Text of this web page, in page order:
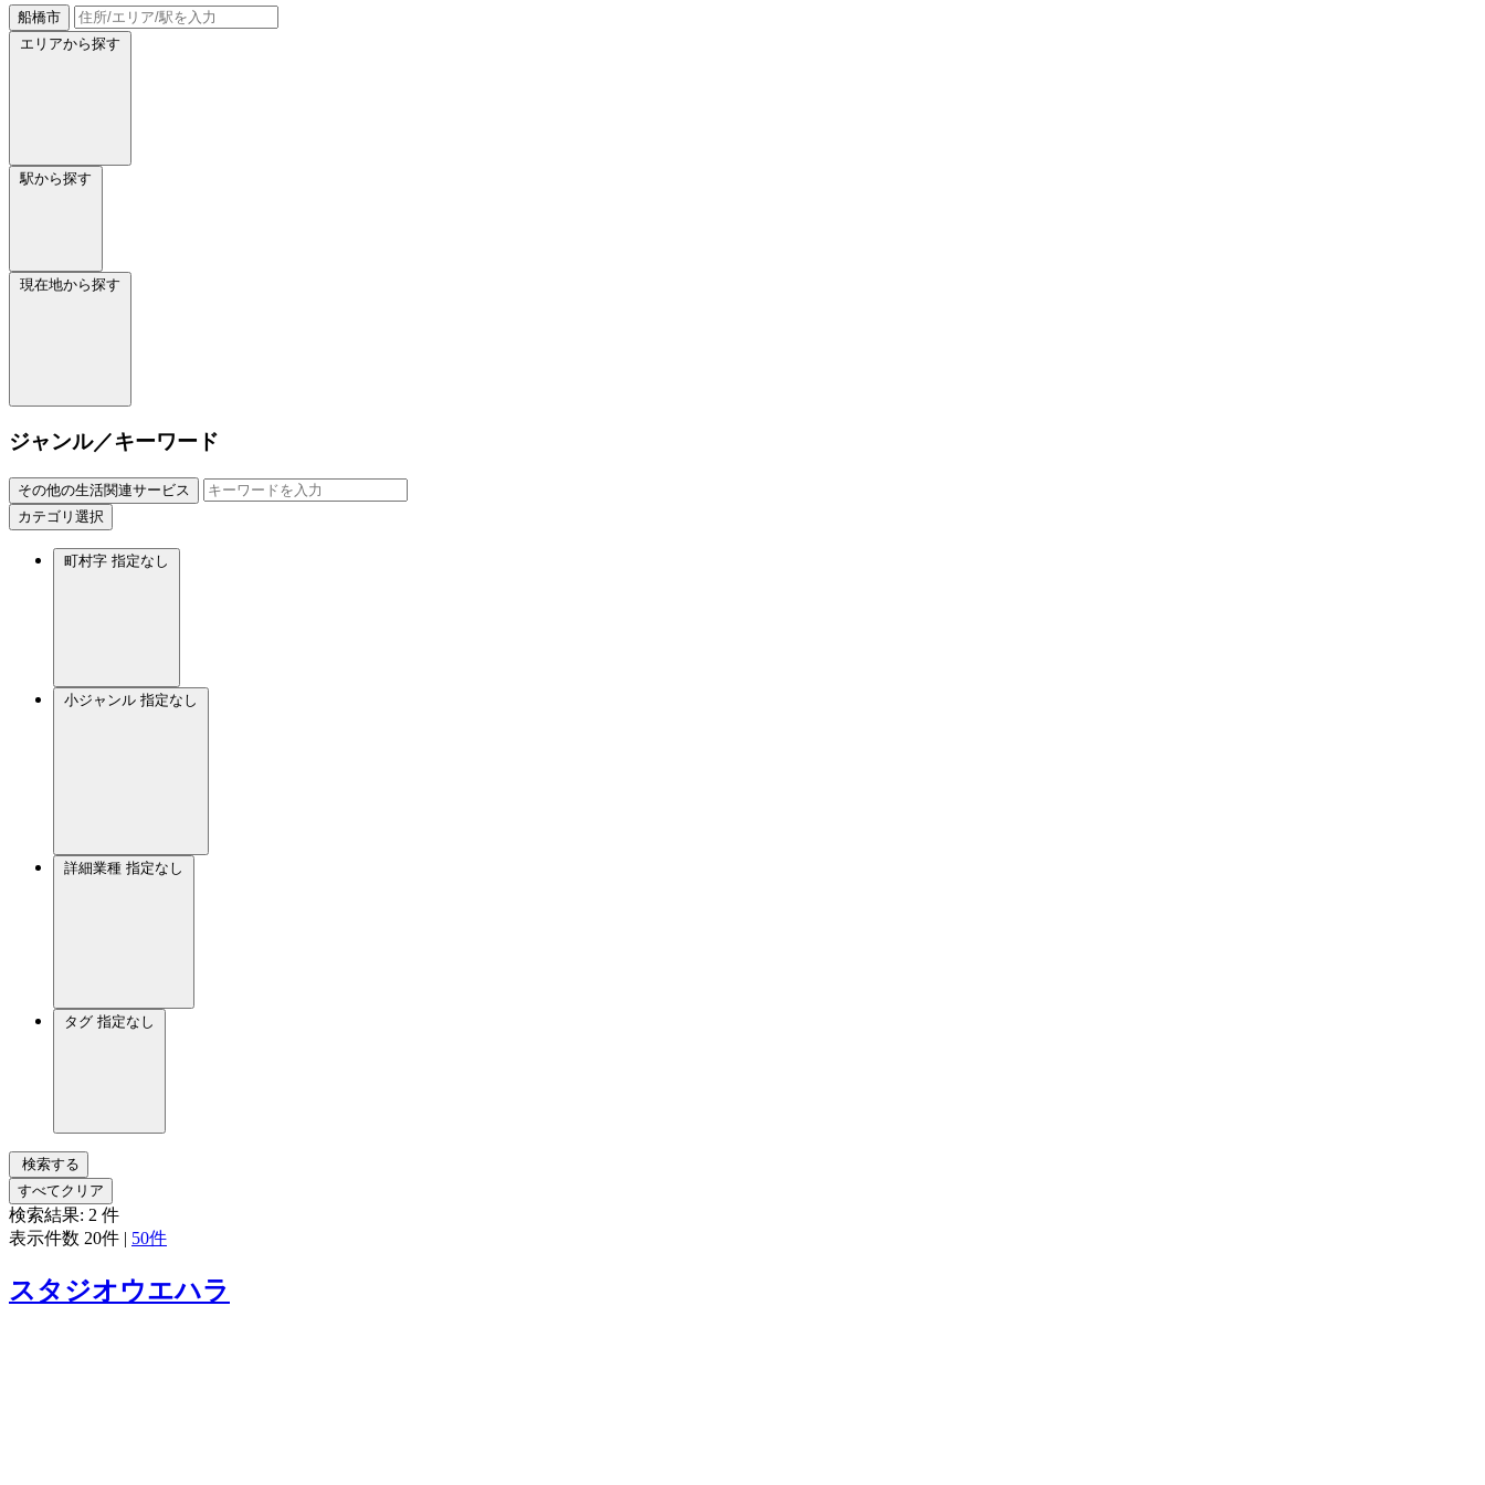
船橋市
エリアから探す
駅から探す
現在地から探す
ジャンル／キーワード
その他の生活関連サービス
カテゴリ選択
町村字 指定なし
小ジャンル 指定なし
詳細業種 指定なし
タグ 指定なし
検索する
すべてクリア
検索結果: 2 件
表示件数 20件 | 50件
スタジオウエハラ